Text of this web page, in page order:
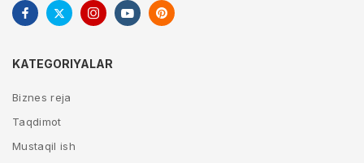
KATEGORIYALAR
Biznes reja
Taqdimot
Mustaqil ish